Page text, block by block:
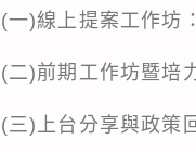
(一)線上提案工作坊
(二)前期工作坊暨培
(三)上台分享與政策